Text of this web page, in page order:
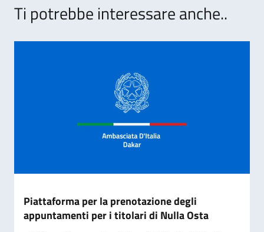
Ti potrebbe interessare anche..
Piattaforma per la prenotazione degli
appuntamenti per i titolari di Nulla Osta